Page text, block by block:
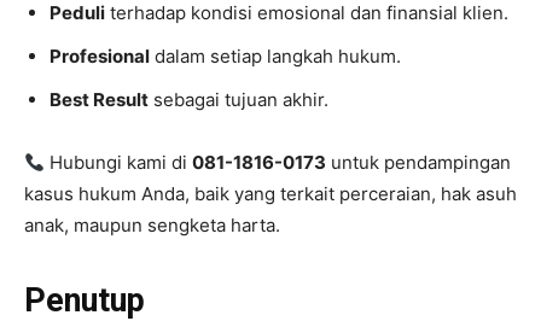
Peduli terhadap kondisi emosional dan finansial klien.
Profesional dalam setiap langkah hukum.
Best Result sebagai tujuan akhir.
Hubungi kami di081-1816-0173 untuk pendampingan
kasus hukum Anda, baik yang terkait perceraian, hak asuh
anak, maupun sengketa harta.
Penutup